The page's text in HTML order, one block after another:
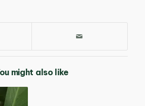
might also like